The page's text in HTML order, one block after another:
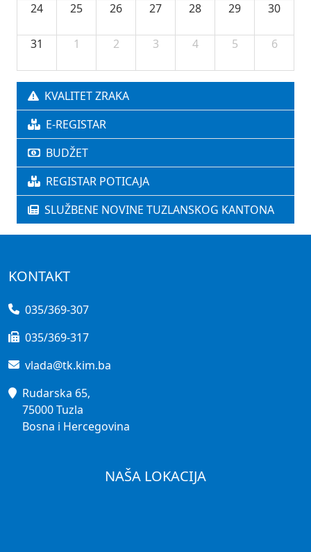
24 25 26 27 28 29 30
31 1 2 3 4 5 6
KVALITET ZRAKA
E-REGISTAR
BUDŽET
REGISTAR POTICAJA
SLUŽBENE NOVINE TUZLANSKOG KANTONA
KONTAKT
035/369-307
035/369-317
vlada@tk.kim.ba
Rudarska 65,
75000 Tuzla
Bosna i Hercegovina
NAŠA LOKACIJA